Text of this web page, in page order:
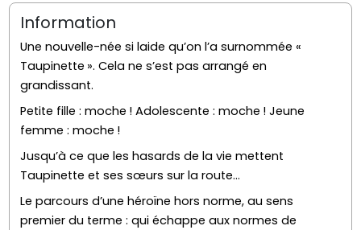
Information
Une nouvelle-née si laide qu’on l’a surnommée «
Taupinette ». Cela ne s’est pas arrangé en
grandissant.
Petite fille : moche ! Adolescente : moche ! Jeune
femme : moche !
Jusqu’à ce que les hasards de la vie mettent
Taupinette et ses sœurs sur la route…
Le parcours d’une héroïne hors norme, au sens
premier du terme : qui échappe aux normes de